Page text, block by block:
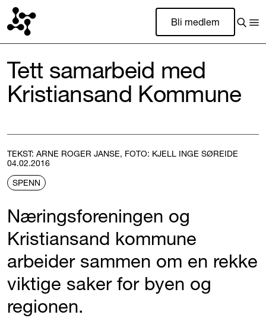
Bli medlem
Tett samarbeid med
Kristiansand Kommune
TEKST: ARNE ROGER JANSE, FOTO: KJELL INGE SØREIDE
04.02.2016
SPENN
Næringsforeningen og
Kristiansand kommune
arbeider sammen om en rekke
viktige saker for byen og
regionen.